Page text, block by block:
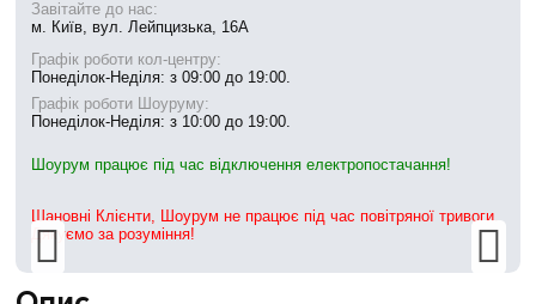
Завітайте до нас:
м. Київ, вул. Лейпцизька, 16А
Графік роботи кол-центру:
Понеділок-Неділя: з 09:00 до 19:00.
Графік роботи Шоуруму:
Понеділок-Неділя: з 10:00 до 19:00.
Шоурум працює під час відключення електропостачання!
Шановні Клієнти, Шоурум не працює під час повітряної тривоги.
Дякуємо за розуміння!